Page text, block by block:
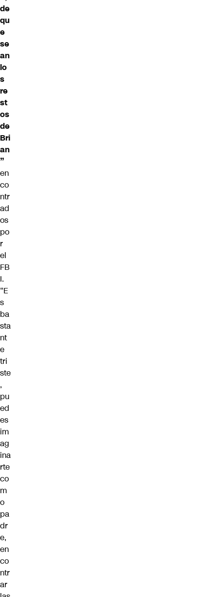
de
qu
e
se
an
lo
s
re
st
os
de
Bri
an
”
en
co
ntr
ad
os
po
r
el
FB
I.
“E
s
ba
sta
nt
e
tri
ste
,
pu
ed
es
im
ag
ina
rte
co
m
o
pa
dr
e,
en
co
ntr
ar